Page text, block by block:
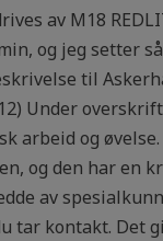
av M18
og jeg setter
til
Under
arbeid og
og den har en
av
tar kontakt. Det